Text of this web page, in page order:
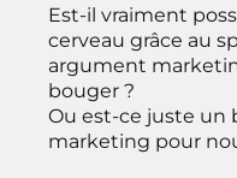
Est-il vraiment
cerveau grâce au
argument
bouger ?
Ou est-ce juste un
marketing pour